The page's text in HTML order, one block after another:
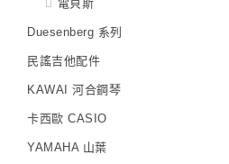
電貝斯
Duesenberg 系列
民謠吉他配件
KAWAI 河合鋼琴
卡西歐 CASIO
YAMAHA 山葉